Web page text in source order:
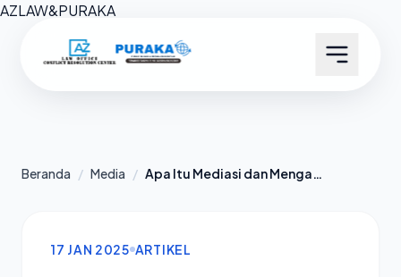
AZLAW&PURAKA
Beranda / Media / Apa Itu Mediasi dan Mengapa Penting di Era Modern?
17 JAN 2025 ARTIKEL